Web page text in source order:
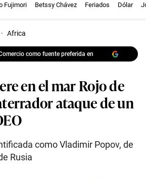
Fujimori Betssy Chávez Feriados Dólar
· Africa
como fuente preferida en
en el mar Rojo de
ataque de un
como Vladimir Popov, de
Rusia